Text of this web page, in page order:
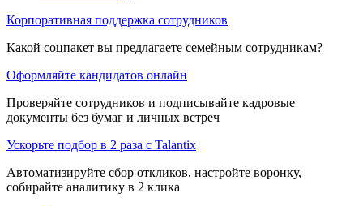
Корпоративная поддержка сотрудников
Какой соцпакет вы предлагаете семейным сотрудникам?
Оформляйте кандидатов онлайн
Проверяйте сотрудников и подписывайте кадровые
документы без бумаг и личных встреч
Ускорьте подбор в 2 раза с Talantix
Автоматизируйте сбор откликов, настройте воронку,
собирайте аналитику в 2 клика